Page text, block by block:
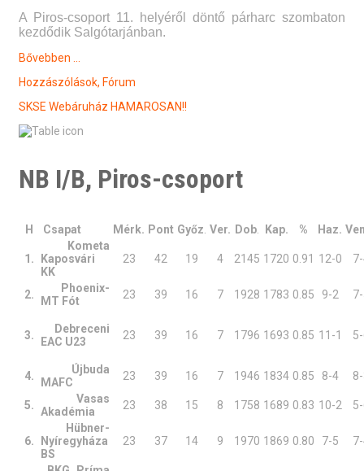
A Piros-csoport 11. helyéről döntő párharc szombaton
kezdődik Salgótarjánban.
Bővebben ...
Hozzászólások, Fórum
SKSE Webáruház HAMAROSAN!!
NB I/B, Piros-csoport
H Csapat Mérk. Pont Győz Ver. Dob Kap. % Haz.
1.
Kometa
Kaposvári
KK
23 42 19 4 2145 1720 0.91 12-0
2.
Phoenix-
MT Fót
23 39 16 7 1928 1783 0.85 9-2
3.
Debreceni
EAC U23
23 39 16 7 1796 1693 0.85 11-1
4.
Újbuda
MAFC
23 39 16 7 1946 1834 0.85 8-4
5.
Vasas
Akadémia
23 38 15 8 1758 1689 0.83 10-2
6.
Hübner-
Nyíregyháza
BS
23 37 14 9 1970 1869 0.80 7-5